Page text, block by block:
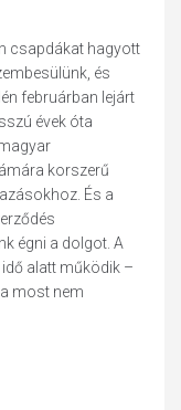
csapdákat hagyott
és
februárban lejárt
évek óta
korszerű
És a
égni a dolgot. A
alatt működik –
most nem